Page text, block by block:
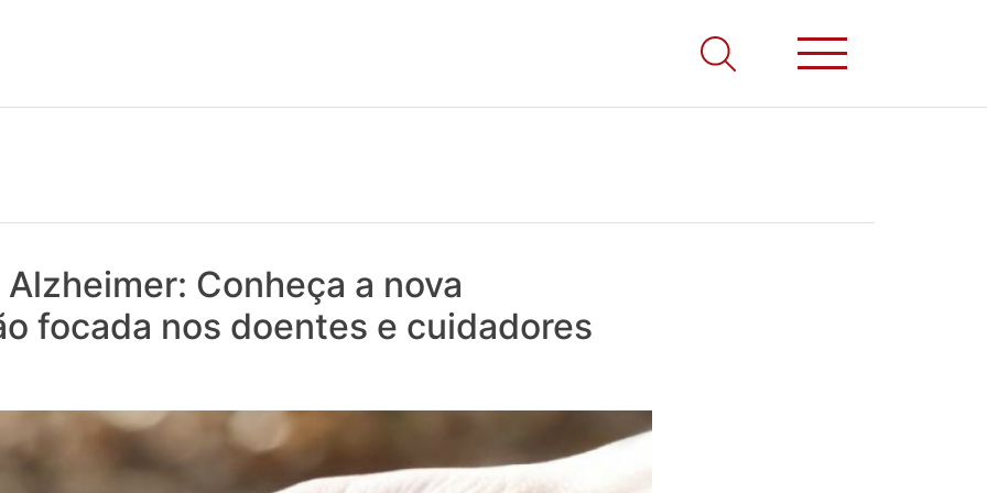
realmente contam! Tudo o que se passa na Saúde!
Conheça a nova
focada nos doentes e cuidadores